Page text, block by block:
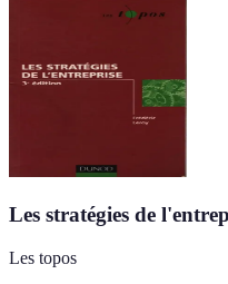
Les stratégies de
Les topos